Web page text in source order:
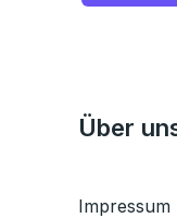
Über
Impressum